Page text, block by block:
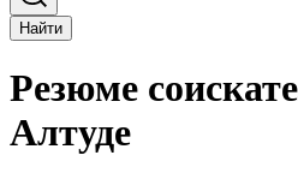
Найти
Резюме
Алтуде